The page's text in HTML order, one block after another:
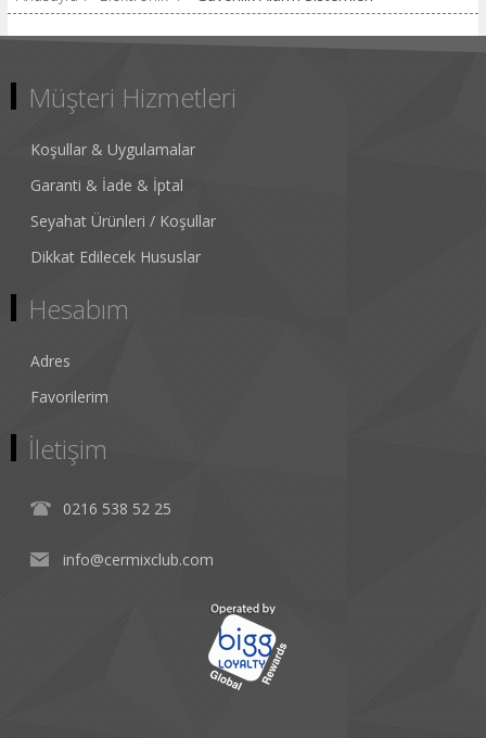
Müşteri Hizmetleri
Koşullar & Uygulamalar
Garanti & İade & İptal
Seyahat Ürünleri / Koşullar
Dikkat Edilecek Hususlar
Hesabım
Adres
Favorilerim
İletişim
0216 538 52 25
info@cermixclub.com